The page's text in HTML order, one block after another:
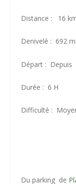
Distance : 16
Denivelé : 692
Départ : Depuis
Durée : 6 H
Difficulté :
Du parking de